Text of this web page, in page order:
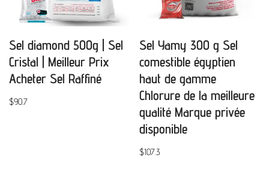
Sel diamond 500g | Sel
Cristal | Meilleur Prix
Acheter Sel Raffiné
$90.7
Sel Yamy 300 g Sel
comestible égyptien
haut de gamme
Chlorure de la meilleure
qualité Marque privée
disponible
$107.3